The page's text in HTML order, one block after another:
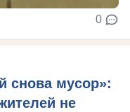
0
снова мусор»:
не